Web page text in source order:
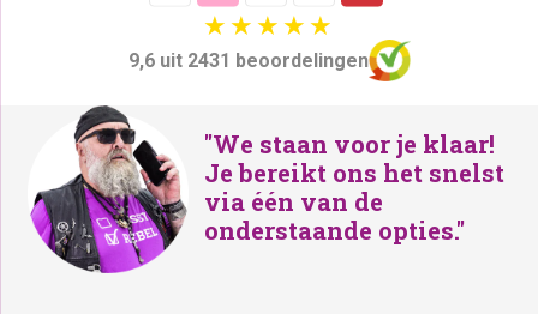
9,6 uit 2431 beoordelingen
"We staan voor je klaar!
Je bereikt ons het snelst
via één van de
onderstaande opties."